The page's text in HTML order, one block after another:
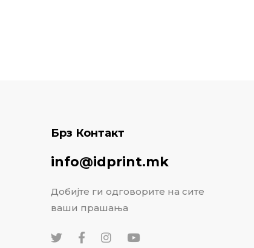
Брз Контакт
info@idprint.mk
Добијте ги одговорите на сите
ваши прашања